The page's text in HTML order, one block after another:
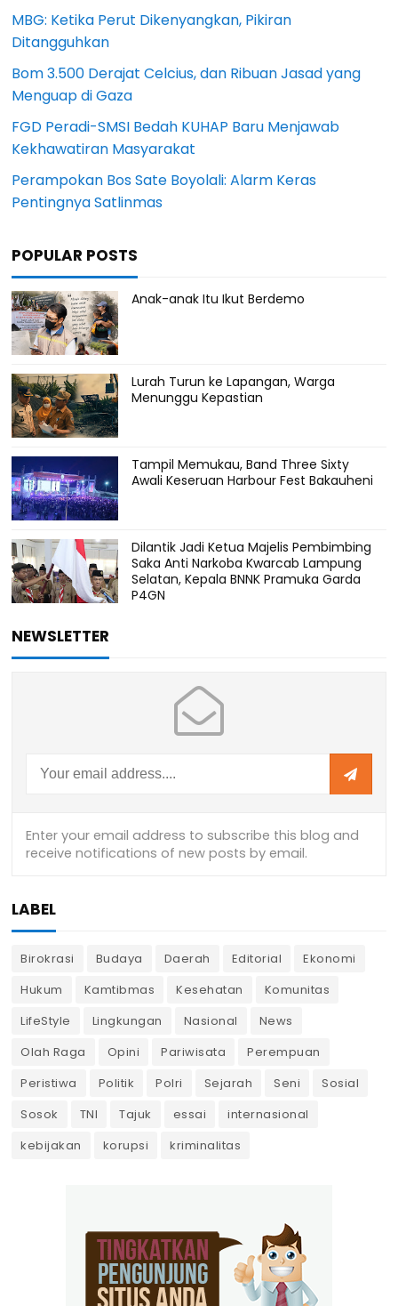
MBG: Ketika Perut Dikenyangkan, Pikiran
Ditangguhkan
Bom 3.500 Derajat Celcius, dan Ribuan Jasad yang
Menguap di Gaza
FGD Peradi-SMSI Bedah KUHAP Baru Menjawab
Kekhawatiran Masyarakat
Perampokan Bos Sate Boyolali: Alarm Keras
Pentingnya Satlinmas
POPULAR POSTS
Anak-anak Itu Ikut Berdemo
Lurah Turun ke Lapangan, Warga
Menunggu Kepastian
Tampil Memukau, Band Three Sixty
Awali Keseruan Harbour Fest Bakauheni
Dilantik Jadi Ketua Majelis Pembimbing
Saka Anti Narkoba Kwarcab Lampung
Selatan, Kepala BNNK Pramuka Garda
P4GN
NEWSLETTER
LABEL
Birokrasi Budaya Daerah Editorial
Ekonomi
Hukum
Kamtibmas Kesehatan
Komunitas
LifeStyle
Lingkungan Nasional
News
Olah Raga
Opini Pariwisata
Perempuan
Peristiwa
Politik Polri Sejarah Seni
Sosial
Sosok
TNI Tajuk essai
internasional
kebijakan
korupsi kriminalitas